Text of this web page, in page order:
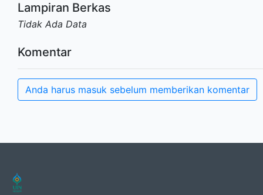
Lampiran Berkas
Tidak Ada Data
Komentar
Anda harus masuk sebelum memberikan komentar